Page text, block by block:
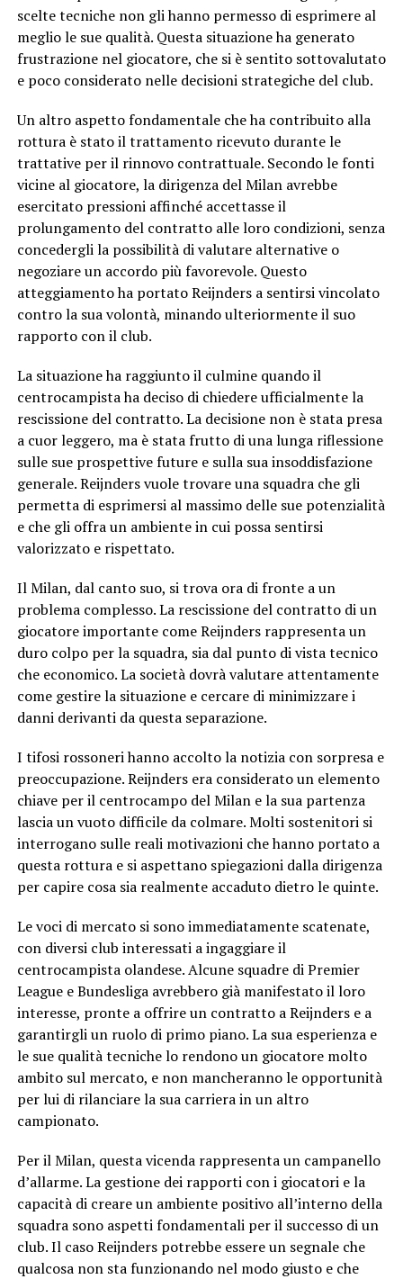
scelte tecniche non gli hanno permesso di esprimere al
meglio le sue qualità. Questa situazione ha generato
frustrazione nel giocatore, che si è sentito sottovalutato
e poco considerato nelle decisioni strategiche del club.
Un altro aspetto fondamentale che ha contribuito alla
rottura è stato il trattamento ricevuto durante le
trattative per il rinnovo contrattuale. Secondo le fonti
vicine al giocatore, la dirigenza del Milan avrebbe
esercitato pressioni affinché accettasse il
prolungamento del contratto alle loro condizioni, senza
concedergli la possibilità di valutare alternative o
negoziare un accordo più favorevole. Questo
atteggiamento ha portato Reijnders a sentirsi vincolato
contro la sua volontà, minando ulteriormente il suo
rapporto con il club.
La situazione ha raggiunto il culmine quando il
centrocampista ha deciso di chiedere ufficialmente la
rescissione del contratto. La decisione non è stata presa
a cuor leggero, ma è stata frutto di una lunga riflessione
sulle sue prospettive future e sulla sua insoddisfazione
generale. Reijnders vuole trovare una squadra che gli
permetta di esprimersi al massimo delle sue potenzialità
e che gli offra un ambiente in cui possa sentirsi
valorizzato e rispettato.
Il Milan, dal canto suo, si trova ora di fronte a un
problema complesso. La rescissione del contratto di un
giocatore importante come Reijnders rappresenta un
duro colpo per la squadra, sia dal punto di vista tecnico
che economico. La società dovrà valutare attentamente
come gestire la situazione e cercare di minimizzare i
danni derivanti da questa separazione.
I tifosi rossoneri hanno accolto la notizia con sorpresa e
preoccupazione. Reijnders era considerato un elemento
chiave per il centrocampo del Milan e la sua partenza
lascia un vuoto difficile da colmare. Molti sostenitori si
interrogano sulle reali motivazioni che hanno portato a
questa rottura e si aspettano spiegazioni dalla dirigenza
per capire cosa sia realmente accaduto dietro le quinte.
Le voci di mercato si sono immediatamente scatenate,
con diversi club interessati a ingaggiare il
centrocampista olandese. Alcune squadre di Premier
League e Bundesliga avrebbero già manifestato il loro
interesse, pronte a offrire un contratto a Reijnders e a
garantirgli un ruolo di primo piano. La sua esperienza e
le sue qualità tecniche lo rendono un giocatore molto
ambito sul mercato, e non mancheranno le opportunità
per lui di rilanciare la sua carriera in un altro
campionato.
Per il Milan, questa vicenda rappresenta un campanello
d’allarme. La gestione dei rapporti con i giocatori e la
capacità di creare un ambiente positivo all’interno della
squadra sono aspetti fondamentali per il successo di un
club. Il caso Reijnders potrebbe essere un segnale che
qualcosa non sta funzionando nel modo giusto e che